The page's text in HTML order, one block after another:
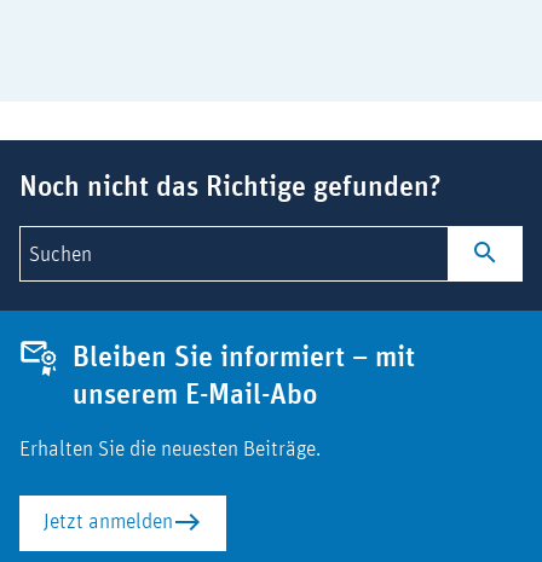
Noch nicht das Richtige gefunden?
Suchen
Bleiben Sie informiert – mit
unserem E-Mail-Abo
Erhalten Sie die neuesten Beiträge.
Jetzt anmelden